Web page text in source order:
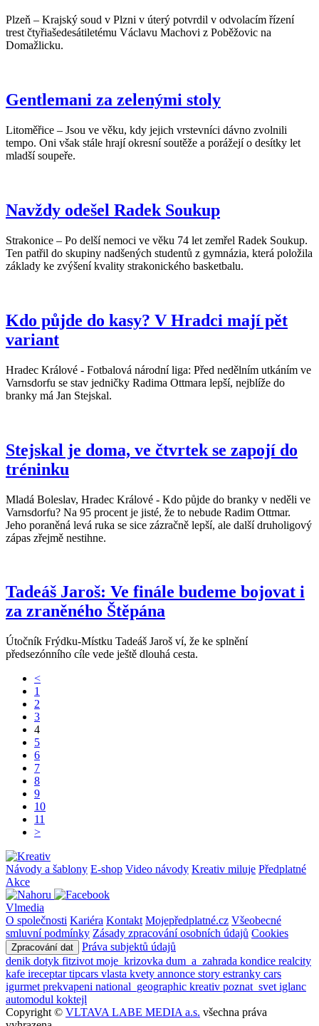
Plzeň – Krajský soud v Plzni v úterý potvrdil v odvolacím řízení
trest čtyřiašedesátiletému Václavu Machovi z Poběžovic na
Domažlicku.
Gentlemani za zelenými stoly
Litoměřice – Jsou ve věku, kdy jejich vrstevníci dávno zvolnili
tempo. Oni však stále hrají okresní soutěže a porážejí o desítky let
mladší soupeře.
Navždy odešel Radek Soukup
Strakonice – Po delší nemoci ve věku 74 let zemřel Radek Soukup.
Ten patřil do skupiny nadšených studentů z gymnázia, která položila
základy ke zvýšení kvality strakonického basketbalu.
Kdo půjde do kasy? V Hradci mají pět
variant
Hradec Králové - Fotbalová národní liga: Před nedělním utkáním ve
Varnsdorfu se stav jedničky Radima Ottmara lepší, nejblíže do
branky má Jan Stejskal.
Stejskal je doma, ve čtvrtek se zapojí do
tréninku
Mladá Boleslav, Hradec Králové - Kdo půjde do branky v neděli ve
Varnsdorfu? Na 95 procent je jisté, že to nebude Radim Ottmar.
Jeho poraněná levá ruka se sice zázračně lepší, ale další druholigový
zápas zřejmě nestihne.
Tadeáš Jaroš: Ve finále budeme bojovat i
za zraněného Štěpána
Útočník Frýdku-Místku Tadeáš Jaroš ví, že ke splnění
předsezónního cíle vede ještě dlouhá cesta.
<
1
2
3
4
5
6
7
8
9
10
11
>
Návody a šablony E-shop Video návody Kreativ miluje Předplatné
Akce
Vlmedia
O společnosti Kariéra Kontakt Mojepředplatné.cz Všeobecné
smluvní podmínky Zásady zpracování osobních údajů Cookies
Zpracování dat
Práva subjektů údajů
denik dotyk fitzivot moje_krizovka dum_a_zahrada kondice realcity
kafe ireceptartipcars vlasta kvety annonce story estranky cars
igurmet prekvapeni national_geographic kreativ poznat_svet iglanc
automodul koktejl
Copyright © VLTAVA LABE MEDIA a.s. všechna práva